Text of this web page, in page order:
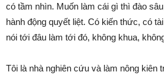
có tầm nhìn. Muốn làm cái gì thì đào
hành động quyết liệt. Có kiến thức, có
nói tới đâu làm tới đó, không khua,
Tôi là nhà nghiên cứu và làm nông kiên